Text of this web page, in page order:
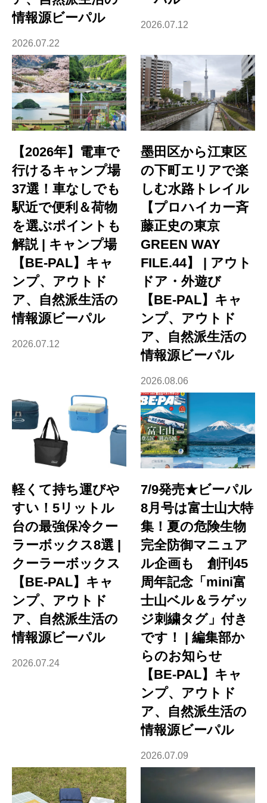
情報源ビーパル
2026.07.22
2026.07.12
【2026年】電車で
行けるキャンプ場
37選！車なしでも
駅近で便利＆荷物
を選ぶポイントも
解説 | キャンプ場
【BE-PAL】キャ
ンプ、アウトド
ア、自然派生活の
情報源ビーパル
2026.07.12
墨田区から江東区
の下町エリアで楽
しむ水路トレイル
【プロハイカー斉
藤正史の東京
GREEN WAY
FILE.44】 | アウト
ドア・外遊び
【BE-PAL】キャ
ンプ、アウトド
ア、自然派生活の
情報源ビーパル
2026.08.06
軽くて持ち運びや
すい！5リットル
台の最強保冷クー
ラーボックス8選 |
クーラーボックス
【BE-PAL】キャ
ンプ、アウトド
ア、自然派生活の
情報源ビーパル
2026.07.24
7/9発売★ビーパル
8月号は富士山大特
集！夏の危険生物
完全防御マニュア
ル企画も 創刊45
周年記念「mini富
士山ベル＆ラゲッ
ジ刺繍タグ」付き
です！ | 編集部か
らのお知らせ
【BE-PAL】キャ
ンプ、アウトド
ア、自然派生活の
情報源ビーパル
2026.07.09